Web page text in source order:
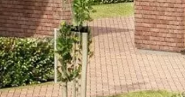
TÍPUSKÓD R500NF9
SOROZAT Classic
LEÍRÁS
Egységes sötétbarna színű, sima, ugyanakkor
anyagokkal.